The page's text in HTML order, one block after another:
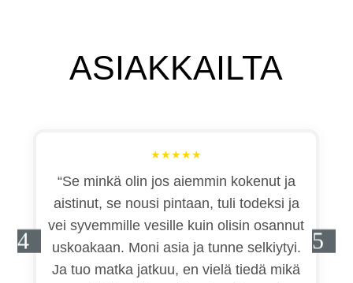
ASIAKKAILTA
“Se minkä olin jos aiemmin kokenut ja
aistinut, se nousi pintaan, tuli todeksi ja
vei syvemmille vesille kuin olisin osannut
uskoakaan. Moni asia ja tunne selkiytyi.
Ja tuo matka jatkuu, en vielä tiedä mikä